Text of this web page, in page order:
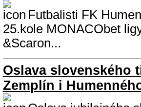
Futbalisti FK
25.kole MONACObet
&Scaron...
Oslava slovenského
Zemplín i